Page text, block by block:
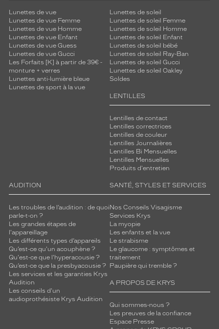
Lunettes de vue
Lunettes de vue Femme
Lunettes de vue Homme
Lunettes de vue Enfant
Lunettes de vue Guess
Lunettes de vue Gucci
Les Forfaits [K] à partir de 39€ -
monture + verres
Lunettes anti-lumière bleue
Lunettes de sport à la vue
Lunettes de soleil
Lunettes de soleil Femme
Lunettes de soleil Homme
Lunettes de soleil Enfant
Lunettes de soleil bébé
Lunettes de soleil Ray-Ban
Lunettes de soleil Gucci
Lunettes de soleil Oakley
Soldes
LENTILLES
Lentilles de contact
Lentilles correctrices
Lentilles de couleur
Lentilles Journalières
Lentilles Bi Mensuelles
Lentilles Mensuelles
Produits d'entretien
AUDITION
Les troubles de l’audition : de quoi
parle-t-on ?
Les grandes étapes de
l'appareillage
Les différents types d’appareils
Qu’est-ce qu'un acouphène ?
Qu'est-ce que l'hyperacousie ?
Qu’est-ce que la presbyacousie ?
Les services et les garanties Krys
Audition
Les conseils d'un
audioprothésiste Krys Audition
SANTÉ, STYLES ET SERVICES
Nos Conseils Visagisme
Services Krys
La myopie
Les enfants et la vue
Le strabisme
Le glaucome : symptômes et
traitement
Paupière qui tremble ?
A PROPOS DE KRYS
Qui sommes-nous ?
Les preuves de la confiance
Espace Presse